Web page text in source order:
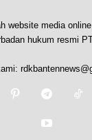
website media
hukum resmi